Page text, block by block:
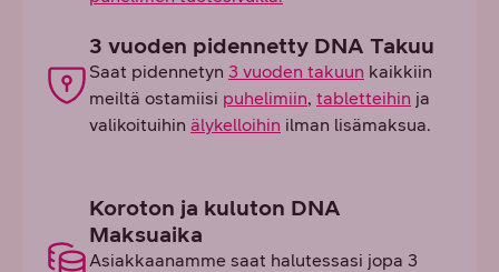
3 vuoden pidennetty DNA Takuu
Saat pidennetyn 3 vuoden takuun kaikkiin
meiltä ostamiisi puhelimiin, tabletteihin ja
valikoituihin älykelloihin ilman lisämaksua.
Koroton ja kuluton DNA
Maksuaika
Asiakkaanamme saat halutessasi jopa 3